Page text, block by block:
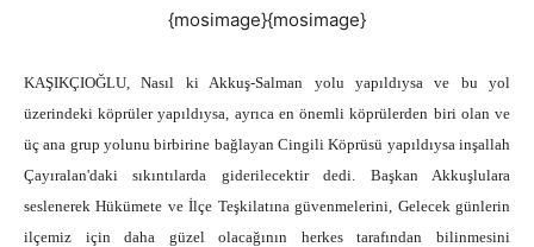
{mosimage}{mosimage}
KAŞIKÇIOĞLU, Nasıl ki Akkuş-Salman yolu yapıldıysa ve bu yol
üzerindeki köprüler yapıldıysa, ayrıca en önemli köprülerden biri olan ve
üç ana grup yolunu birbirine bağlayan Cingili Köprüsü yapıldıysa inşallah
Çayıralan'daki sıkıntılarda giderilecektir dedi. Başkan Akkuşlulara
seslenerek Hükümete ve İlçe Teşkilatına güvenmelerini, Gelecek günlerin
ilçemiz için daha güzel olacağının herkes tarafından bilinmesini